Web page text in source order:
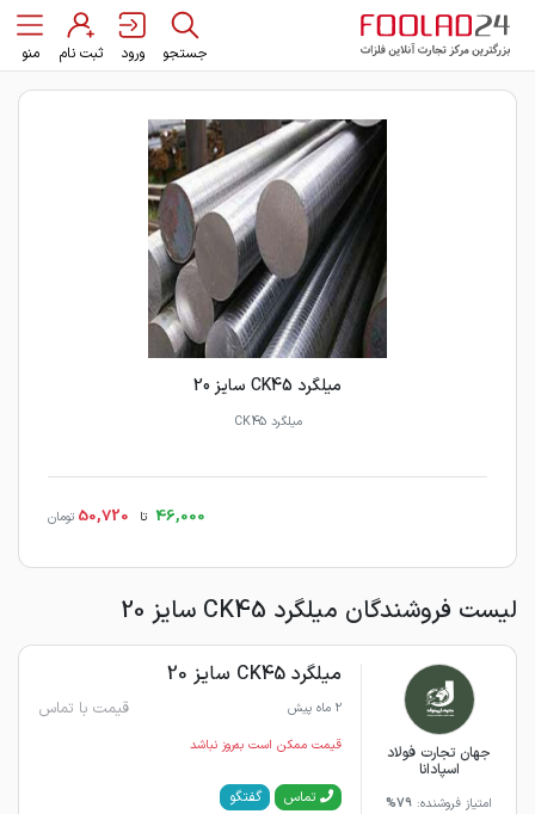
جستجو ورود ثبت نام منو
میلگرد CK45 سایز 20
میلگرد CK45
46,000 تا 50,720 تومان
لیست فروشندگان میلگرد CK45 سایز 20
جهان تجارت فولاد
اسپادانا
امتیاز فروشنده: 79%
میلگرد CK45 سایز 20
2 ماه پیش قیمت با تماس
قیمت ممکن است به‌روز نباشد
تماس گفتگو